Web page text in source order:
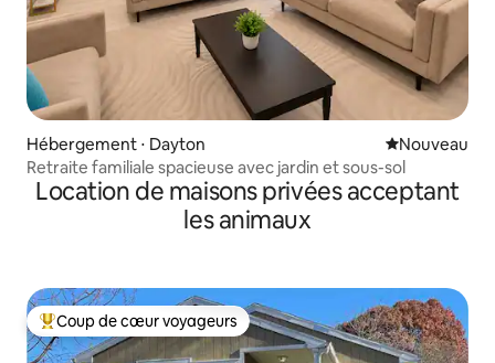
Hébergement ⋅ Dayton Nouvel
Nouveau
Retraite familiale spacieuse avec jardin et sous-sol
Location de maisons privées acceptant
les animaux
Coups de cœur voyageurs les plus appréciés
Coup de cœur voyageurs